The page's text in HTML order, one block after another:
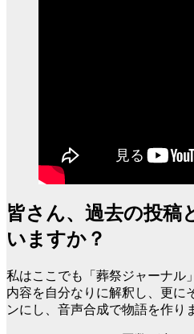
皆さん、過去の投稿
いますか？
私はここでも「葬祭ジャーナル
内容を自分なりに解釈し、更に
ンにし、音声合成で物語を作り